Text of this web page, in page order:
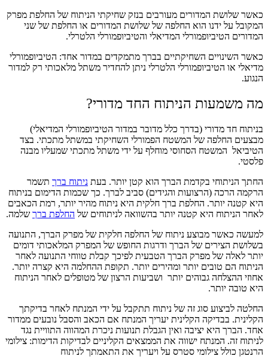
כאשר שלושת המדורים מעורבים בנזק שחיקתי הניתוח של החלפת מפרק
המקובל על ידנו הוא החלפה של שלושת המדורים או החלפת של שני
המדורים הטיביופמורלי המדיאלי והטיביופמורלי הלטרלי.
כאשר השינויים השחיקתיים בברך מתמקדים במדור אחד: הטיביופמורלי
מדיאלי או הטיביופמורלי הלטרלי ניתן להחדיר משתל מלאכותי רק למדור
הנגוע.
מה משמעות הניתוח החד מדורי?
בניתוח חד מדורי (בדרך כלל מדובר במדור הטיביופמורלי המדיאלי)
מבצעים החלפה של המשטח הפמורלי השחיקתי במשתל מתכתי. בצד
הטיביאל המשטח הסחוסי מוחלף על ידי משתל מתכתי שמעליו מבנה
פלסטי.
החתך הניתוחי בקדמת הברך הוא קטן יותר. בעת ניתוח ברך תשמר
הרקמה הרכה (הרצועות והגידים) סביב לברך. כך שכמות הדימום בניתוח
היא קטנה יותר. החלפת ברך חלקית היא ניתוח מהיר יותר, רמת הכאבים
לאחר הניתוח היא קטנה יותר בהשוואה לניתוחים של החלפת ברך שלמה.
למעשה כאשר מבוצע ניתוח של החלפה חלקית של מפרק הברך, התנועה
בשלושת הצירים של הברך ודרגות החופש של המפרק המלאכותי דומים
יותר לאלה של מפרק הברך הטבעית לפיכך קבלת טווחי התנועה לאחר
הניתוח הם טובים יותר ומהירים יותר. תקופת ההחלמה היא קצרה יותר.
אחוזי ההצלחה גבוהים יותר ושביעות הרצון של מטופלים לאחר הניתוח
היא טובה יותר.
החלטה לביצוע סוג זה של ניתוח תתקבל על ידי המנתח לאחר בדיקתך
הקלינית. בבדיקה הקלינית יעריך המנתח אם הכאב והסבל נובעים ממדור
אחד. הברך היא יציבה ואין הגבלת תנועות ניכרת המהווה התוויית נגד
לניתוח זה. המנתח ישווה את הממצאים הקליניים לבדיקות הדימות: צילומי
הרנטגן כולל צילומי סטרס על ויעריך את התאמתך לניתוח